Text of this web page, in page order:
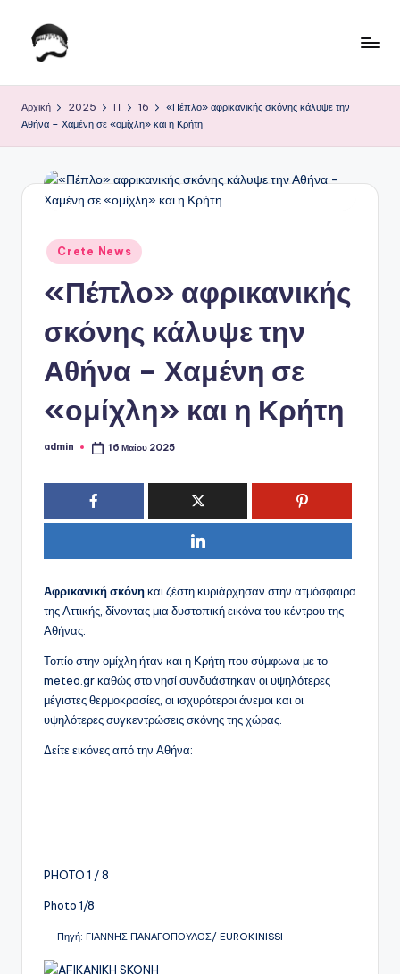
Μετάβαση
ο
Κ
Αρχική 2025 Π 16
«Πέπλο» αφρικανικής σκόνης κάλυψε την
Αθήνα – Χαμένη σε «ομίχλη» και η Κρήτη
Αναρτήθηκε
σε
Crete News
«Πέπλο» αφρικανικής
σκόνης κάλυψε την
Αθήνα – Χαμένη σε
«ομίχλη» και η Κρήτη
Συγγραφέας:
admin 16 Μαΐου 2025
Αφρικανική σκόνηκαι ζέστη κυριάρχησαν στην ατμόσφαιρα
της Αττικής, δίνοντας μια δυστοπική εικόνα του κέντρου της
Αθήνας.
Τοπίο στην ομίχλη ήταν και η Κρήτη που σύμφωνα με το
meteo.gr καθώς στο νησί συνδυάστηκαν οι υψηλότερες
μέγιστες θερμοκρασίες, οι ισχυρότεροι άνεμοι και οι
υψηλότερες συγκεντρώσεις σκόνης της χώρας.
Δείτε εικόνες από την Αθήνα:
PHOTO 1 / 8
Photo 1/8
Πηγή: ΓΙΑΝΝΗΣ ΠΑΝΑΓΟΠΟΥΛΟΣ/ EUROKINISSI